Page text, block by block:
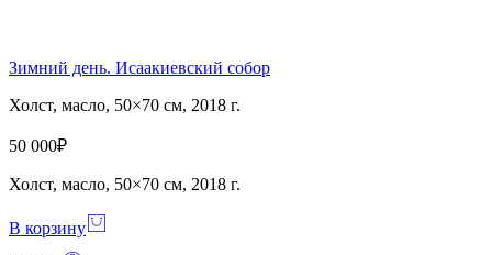
Зимний день. Исаакиевский собор
Холст, масло, 50×70 см, 2018 г.
50 000₽
Холст, масло, 50×70 см, 2018 г.
В корзину